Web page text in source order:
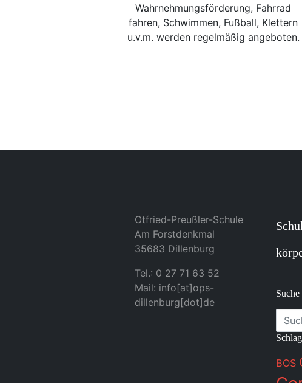
Wahrnehmungsförderung, Fahrrad
fahren, Schwimmen, Fußball, Klettern
u.v.m. werden regelmäßig angeboten.
Otfried-Preußler-Schule
Am Forstdenkmal
35683 Dillenburg
Tel.: 0 27 71 63 52
Mail: info[at]ops-
dillenburg[dot]de
Suche
BOS